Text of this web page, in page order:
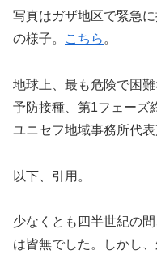
写真はガザ地区で緊急
の様子。
こちら 。
地球上、最も危険で困
予防接種、第1フェーズ
ユニセフ地域事務所代表
以下、引用。
少なくとも四半世紀の
は皆無でした。しかし